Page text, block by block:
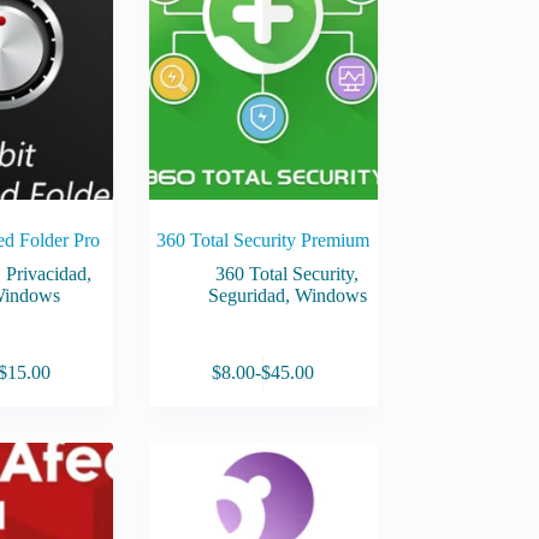
pueden
elegir
página
Folder Pro
Privacidad,
15.00
hasta
360 Total Security Premium
360 Total Security,
Seguridad, Windows
$8.00-$45.00
Rango
desde
$8.00
hasta
$45.00